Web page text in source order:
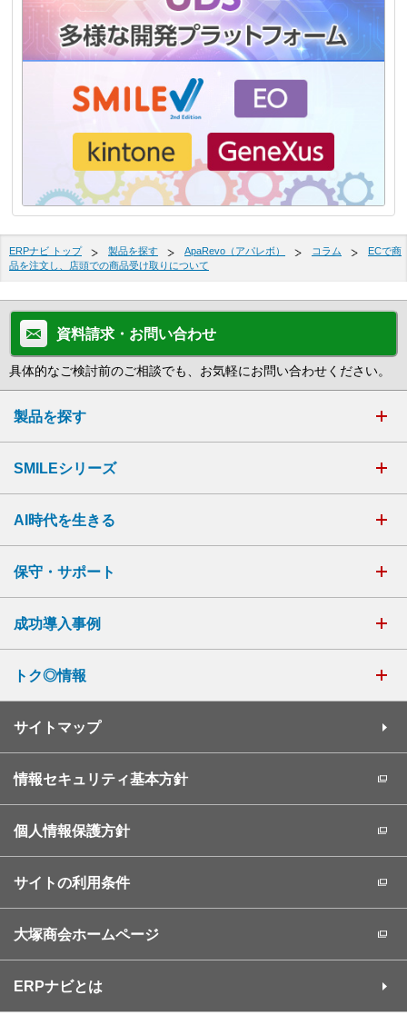
ERPナビ トップ 製品を探す ApaRevo（アパレボ） コラム
ECで商
品を注文し、店頭での商品受け取りについて
資料請求・お問い合わせ
具体的なご検討前のご相談でも、お気軽にお問い合わせください。
製品を探す
SMILEシリーズ
AI時代を生きる
保守・サポート
成功導入事例
トク◎情報
サイトマップ
情報セキュリティ基本方針
個人情報保護方針
サイトの利用条件
大塚商会ホームページ
ERPナビとは